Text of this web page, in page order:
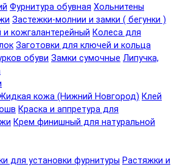
Фурнитура обувная Хольнитены
Застежки-молнии и замки ( бегунки )
и кожгалантерейный Колеса для
Заготовки для ключей и кольца
обуви Замки сумочные Липучка,
кожа (Нижний Новгород) Клей
Краска и аппретура для
Крем финишный для натуральной
для установки фурнитуры Растяжки и